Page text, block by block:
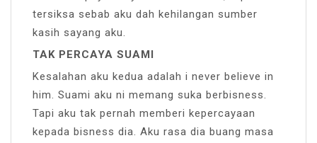
tersiksa sebab aku dah kehilangan sumber
kasih sayang aku.
TAK PERCAYA SUAMI
Kesalahan aku kedua adalah i never believe in
him. Suami aku ni memang suka berbisness.
Tapi aku tak pernah memberi kepercayaan
kepada bisness dia. Aku rasa dia buang masa